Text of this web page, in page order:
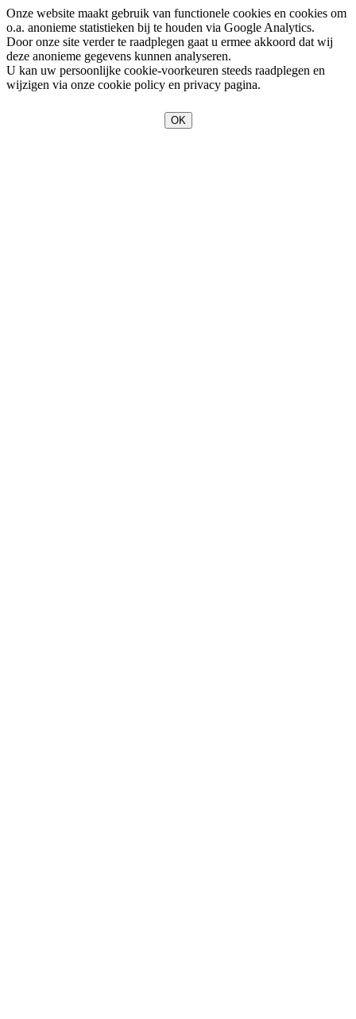
Onze website maakt gebruik van functionele cookies en cookies om
o.a. anonieme statistieken bij te houden via Google Analytics.
Door onze site verder te raadplegen gaat u ermee akkoord dat wij
deze anonieme gegevens kunnen analyseren.
U kan uw persoonlijke cookie-voorkeuren steeds raadplegen en
wijzigen via onze cookie policy en privacy pagina.
OK